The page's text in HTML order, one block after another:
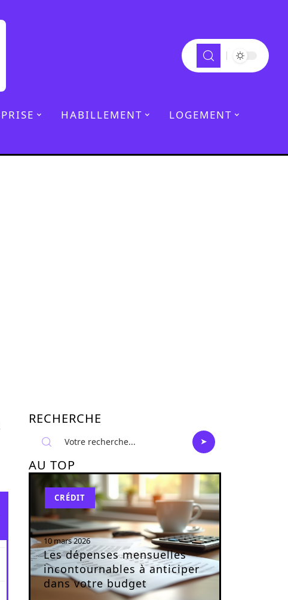
HABILLEMENT
LOGEMENT
RECHERCHE
AU TOP
CRÉDIT
10 mars 2026
Les dépenses mensuelles
incontournables à anticiper
dans votre budget